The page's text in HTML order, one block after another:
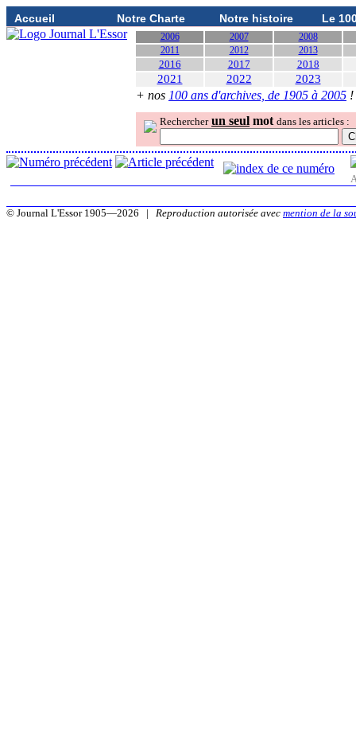
Accueil Notre Charte Notre histoire Le
2006 2007
2008
2011
2012 2013
2016 2017 2018
2021 2022 2023
+ nos 100 ans d'archives, de 1905 à 2005 !
Rechercher un seul mot dans les articles :
© Journal L'Essor 1905—2026 | Reproduction autorisée avec mention de la